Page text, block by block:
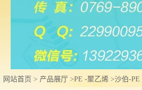
网站首页 > 产品展厅 >PE -聚乙烯 >沙伯-PE